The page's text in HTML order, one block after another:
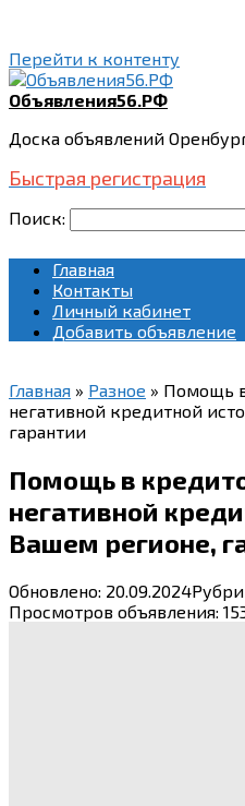
Перейти к контенту
Объявления56.РФ
Доска объявлений
Быстрая регистрация
Поиск:
Главная
Контакты
Личный кабинет
Добавить объявление
Главная » Разное » Помощь
негативной кредитной
гарантии
Помощь в
негативной
Вашем регионе,
Обновлено: 20.09.2024
Просмотров объявления: